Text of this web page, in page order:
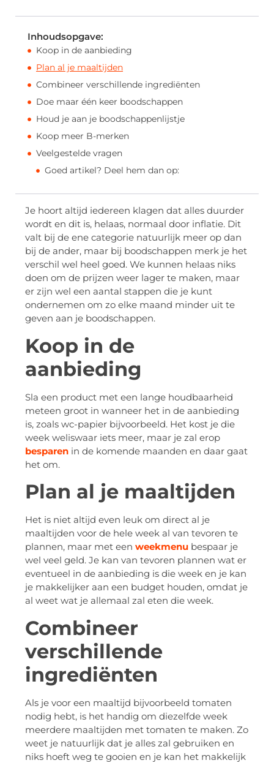
Inhoudsopgave:
Koop in de aanbieding
Plan al je maaltijden
Combineer verschillende ingrediënten
Doe maar één keer boodschappen
Houd je aan je boodschappenlijstje
Koop meer B-merken
Veelgestelde vragen
Goed artikel? Deel hem dan op:
Je hoort altijd iedereen klagen dat alles duurder
wordt en dit is, helaas, normaal door inflatie. Dit
valt bij de ene categorie natuurlijk meer op dan
bij de ander, maar bij boodschappen merk je het
verschil wel heel goed. We kunnen helaas niks
doen om de prijzen weer lager te maken, maar
er zijn wel een aantal stappen die je kunt
ondernemen om zo elke maand minder uit te
geven aan je boodschappen.
Koop in de
aanbieding
Sla een product met een lange houdbaarheid
meteen groot in wanneer het in de aanbieding
is, zoals wc-papier bijvoorbeeld. Het kost je die
week weliswaar iets meer, maar je zal erop
besparen in de komende maanden en daar gaat
het om.
Plan al je maaltijden
Het is niet altijd even leuk om direct al je
maaltijden voor de hele week al van tevoren te
plannen, maar met een weekmenu bespaar je
wel veel geld. Je kan van tevoren plannen wat er
eventueel in de aanbieding is die week en je kan
je makkelijker aan een budget houden, omdat je
al weet wat je allemaal zal eten die week.
Combineer
verschillende
ingrediënten
Als je voor een maaltijd bijvoorbeeld tomaten
nodig hebt, is het handig om diezelfde week
meerdere maaltijden met tomaten te maken. Zo
weet je natuurlijk dat je alles zal gebruiken en
niks hoeft weg te gooien en je kan het makkelijk